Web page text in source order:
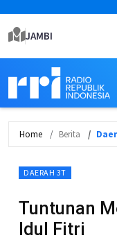
JAMBI
Home Berita
DAERAH 3T
Tuntunan
Idul Fitri